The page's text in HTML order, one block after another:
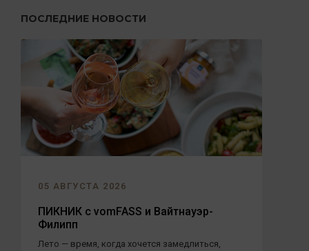
ПОСЛЕДНИЕ НОВОСТИ
05 АВГУСТА 2026
ПИКНИК с vomFASS и Вайтнауэр-
Филипп
Лето — время, когда хочется замедлиться,